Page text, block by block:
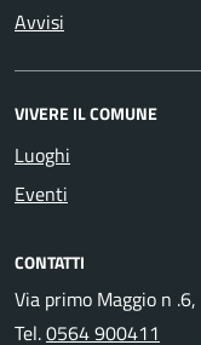
Avvisi
VIVERE IL COMUNE
Luoghi
Eventi
CONTATTI
Via primo Maggio n
Tel.0564 900411